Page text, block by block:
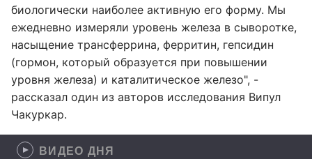
биологически наиболее активную его форму. Мы
ежедневно измеряли уровень железа в сыворотке,
насыщение трансферрина, ферритин, гепсидин
(гормон, который образуется при повышении
уровня железа) и каталитическое железо", -
рассказал один из авторов исследования Випул
Чакуркар.
ВИДЕО ДНЯ